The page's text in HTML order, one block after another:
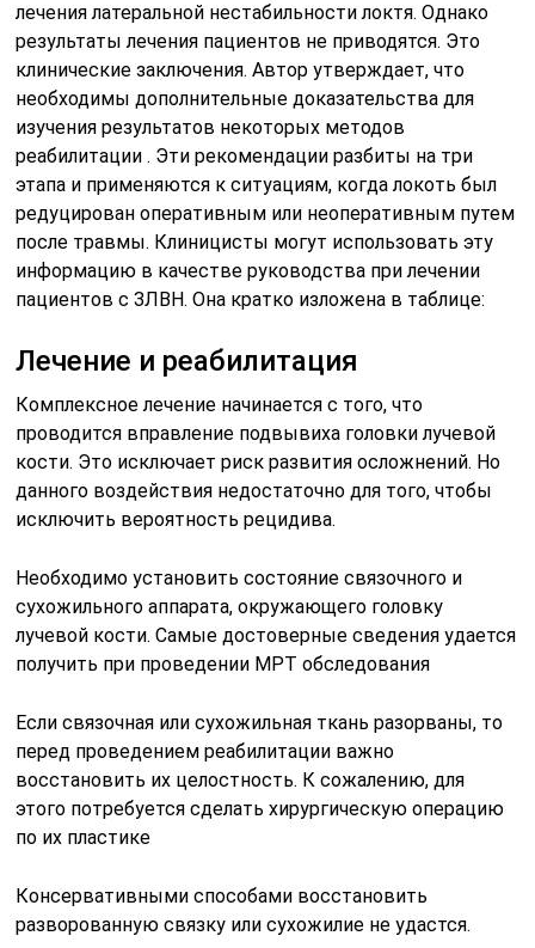
лечения латеральной нестабильности локтя. Однако
результаты лечения пациентов не приводятся. Это
клинические заключения. Автор утверждает, что
необходимы дополнительные доказательства для
изучения результатов некоторых методов
реабилитации . Эти рекомендации разбиты на три
этапа и применяются к ситуациям, когда локоть был
редуцирован оперативным или неоперативным путем
после травмы. Клиницисты могут использовать эту
информацию в качестве руководства при лечении
пациентов с ЗЛВН. Она кратко изложена в таблице:
Лечение и реабилитация
Комплексное лечение начинается с того, что
проводится вправление подвывиха головки лучевой
кости. Это исключает риск развития осложнений. Но
данного воздействия недостаточно для того, чтобы
исключить вероятность рецидива.
Необходимо установить состояние связочного и
сухожильного аппарата, окружающего головку
лучевой кости. Самые достоверные сведения удается
получить при проведении МРТ обследования
Если связочная или сухожильная ткань разорваны, то
перед проведением реабилитации важно
восстановить их целостность. К сожалению, для
этого потребуется сделать хирургическую операцию
по их пластике
Консервативными способами восстановить
разворованную связку или сухожилие не удастся.